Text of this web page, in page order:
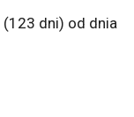
(123 dni) od dnia